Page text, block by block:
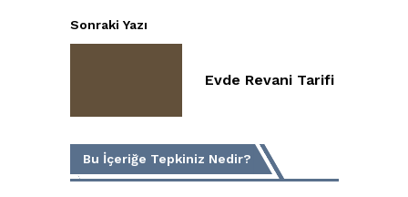
Sonraki Yazı
Evde Revani Tarifi
Bu İçeriğe Tepkiniz Nedir?